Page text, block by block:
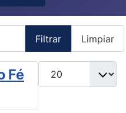
results.
Filtrar Limpiar
Mostrar #
Fé